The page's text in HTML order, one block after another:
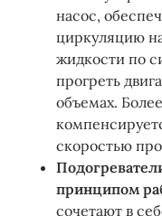
насос,
циркуляцию
жидкости по
прогреть
объемах.
скоростью
принципом
сочетают в